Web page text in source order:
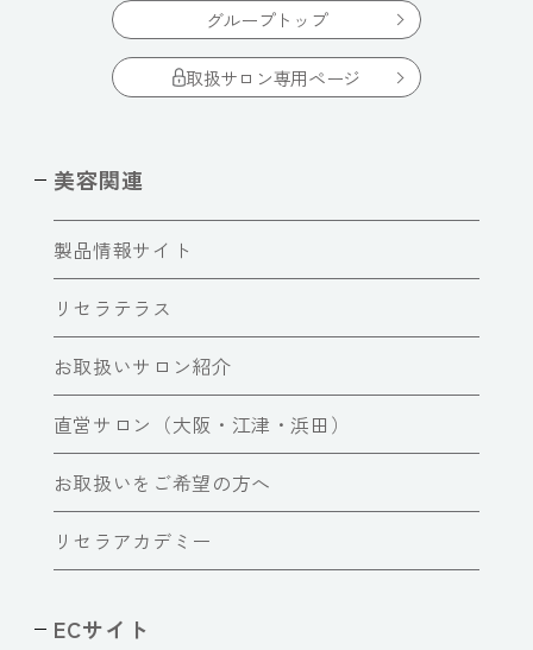
グループトップ
取扱サロン専用ページ
美容関連
製品情報サイト
リセラテラス
お取扱いサロン紹介
直営サロン（大阪・江津・浜田）
お取扱いをご希望の方へ
リセラアカデミー
ECサイト